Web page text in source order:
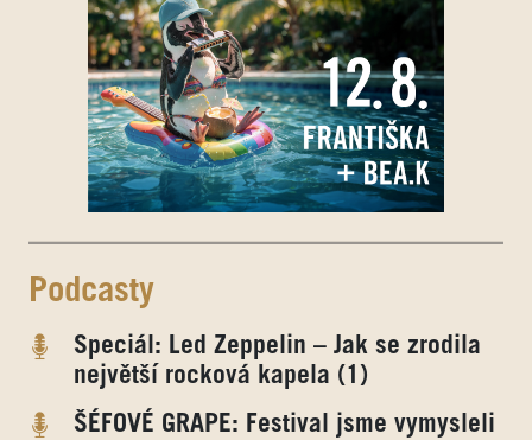
Podcasty
Speciál: Led Zeppelin – Jak se zrodila
největší rocková kapela (1)
ŠÉFOVÉ GRAPE: Festival jsme vymysleli